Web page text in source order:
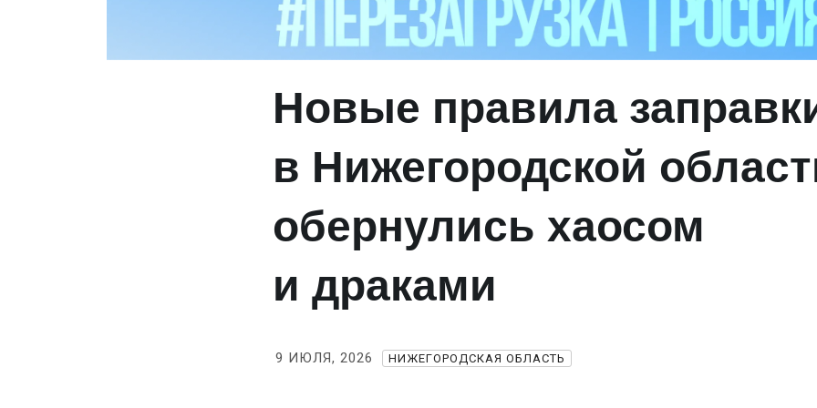
Новые правила
в Нижегородской
обернулись хаосом
и драками
9 ИЮЛЯ, 2026 НИЖЕГОРОДСКАЯ ОБЛАСТЬ